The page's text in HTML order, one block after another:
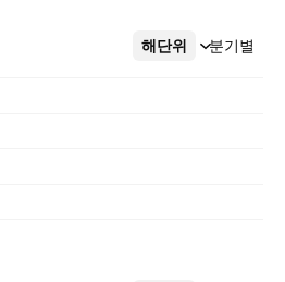
해단위 분기별
더보기